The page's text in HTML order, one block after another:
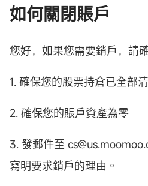
如何關閉賬戶
您好，如果您需要銷戶，請
1. 確保您的股票持倉已全部
2. 確保您的賬戶資產為零
3. 發郵件至
寫明要求銷戶的理由。